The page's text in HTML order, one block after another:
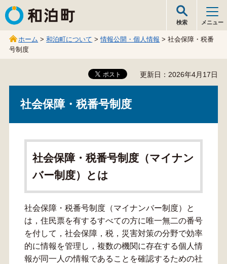
和泊町
検索 メニュー
ホーム >和泊町について >情報公開・個人情報 > 社会保障・税番
号制度
更新日：2026年4月17日
社会保障・税番号制度
社会保障・税番号制度（マイナン
バー制度）とは
社会保障・税番号制度（マイナンバー制度）と
は，住民票を有するすべての方に唯一無二の番号
を付して，社会保障，税，災害対策の分野で効率
的に情報を管理し，複数の機関に存在する個人情
報が同一人の情報であることを確認するための社